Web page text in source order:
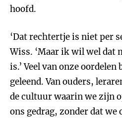
hoofd.
‘Dat rechtertje is niet per
Wiss. ‘Maar ik wil wel dat
is.’ Veel van onze
geleend. Van ouders,
de cultuur waarin we zijn
ons gedrag, zonder dat we